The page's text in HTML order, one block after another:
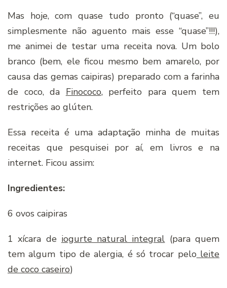
Mas hoje, com quase tudo pronto (“quase”, eu
simplesmente não aguento mais esse “quase”!!!),
me animei de testar uma receita nova. Um bolo
branco (bem, ele ficou mesmo bem amarelo, por
causa das gemas caipiras) preparado com a farinha
de coco, da Finococo, perfeito para quem tem
restrições ao glúten.
Essa receita é uma adaptação minha de muitas
receitas que pesquisei por aí, em livros e na
internet. Ficou assim:
Ingredientes:
6 ovos caipiras
1 xícara de iogurte natural integral (para quem
tem algum tipo de alergia, é só trocar pelo leite
de coco caseiro)